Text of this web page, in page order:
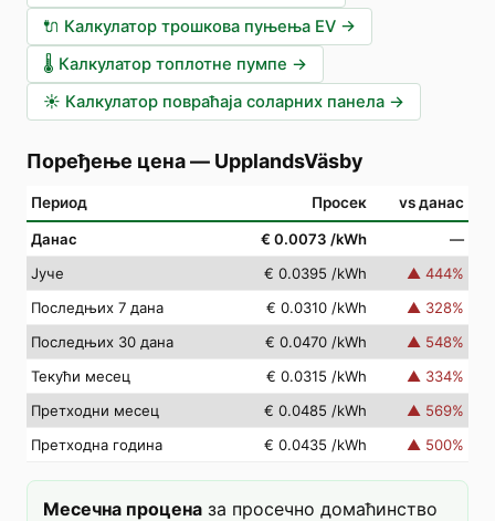
🔌 Калкулатор трошкова пуњења EV →
🌡️ Калкулатор топлотне пумпе →
☀️ Калкулатор повраћаја соларних панела →
Поређење цена— UpplandsVäsby
Период Просек vs данас
Данас € 0.0073 /kWh
—
Јуче
€ 0.0395 /kWh ▲ 444%
Последњих 7 дана
€ 0.0310 /kWh ▲ 328%
Последњих 30 дана
€ 0.0470 /kWh ▲ 548%
Текући месец
€ 0.0315 /kWh ▲ 334%
Претходни месец
€ 0.0485 /kWh ▲ 569%
Претходна година
€ 0.0435 /kWh ▲ 500%
Месечна процена за просечно домаћинство